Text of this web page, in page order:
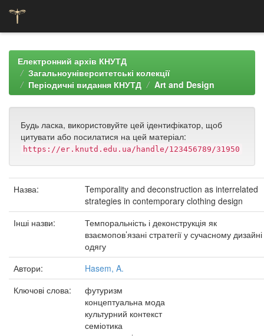
navigationЕлектронний архів КНУТД
Загальноуніверситетські колекції
Періодичні видання КНУТД
Art and Design
Будь ласка, використовуйте цей ідентифікатор, щоб
цитувати або посилатися на цей матеріал:
https://er.knutd.edu.ua/handle/123456789/31950
Назва:
Temporality and deconstruction as interrelated
strategies in contemporary clothing design
Інші назви:
Темпоральність і деконструкція як
взаємопов’язані стратегії у сучасному дизайні
одягу
Автори:
Hasem, A.
Ключові слова:
футуризм
концептуальна мода
культурний контекст
семіотика